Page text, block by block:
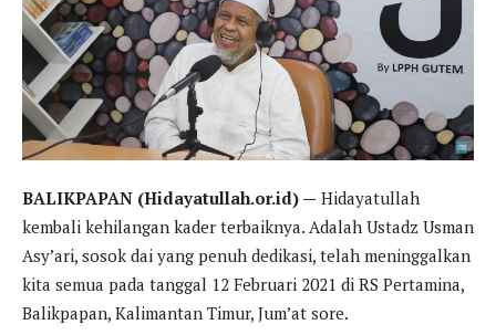
BALIKPAPAN (Hidayatullah.or.id) — Hidayatullah
kembali kehilangan kader terbaiknya. Adalah Ustadz Usman
Asy’ari, sosok dai yang penuh dedikasi, telah meninggalkan
kita semua pada tanggal 12 Februari 2021 di RS Pertamina,
Balikpapan, Kalimantan Timur, Jum’at sore.